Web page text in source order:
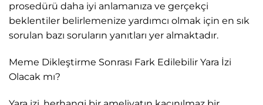
prosedürü daha iyi anlamanıza ve gerçekçi
beklentiler belirlemenize yardımcı olmak için en sık
sorulan bazı soruların yanıtları yer almaktadır.
Meme Dikleştirme Sonrası Fark Edilebilir Yara İzi
Olacak mı?